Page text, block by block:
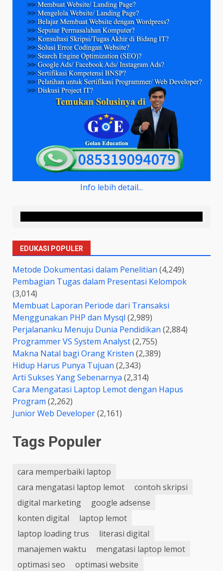
Info lebih detail...
EDUKASI POPULER
Metode Dokumentasi dalam Penelitian (4,249)
Pembagian Tugas dalam Presentasi Kelompok
(3,014)
Membuat Laporan Periode dari Transaksi
Menggunakan PHP dan Mysql (2,989)
Perjalananku Menuju Dunia Pendidikan (2,884)
Programmer VS System Analyst(2,755)
Makna Natal bagi Orang Kristen (2,389)
Hidup Harus Punya Tujuan (2,343)
Arti Sukses Yang Sebenarnya (2,314)
Cara Mengatasi Laptop Lemot dengan Hapus
Program (2,262)
Junior Web Developer(2,161)
Tags Populer
cara memperbaiki laptop
cara mengatasi laptop lemot
contoh skripsi
digital marketing
google adsense
konten digital
laptop lemot
laptop loading trus
literasi digital
manajemen waktu
mengatasi laptop lemot
optimasi seo
optimasi website